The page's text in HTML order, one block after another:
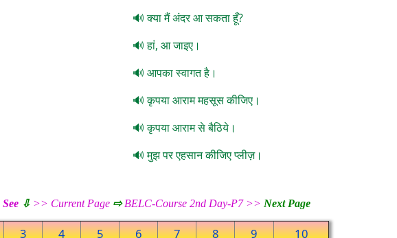
क्या मैं अंदर आ सकता हूँ?
हां, आ जाइए।
आपका स्वागत है।
कृपया आराम महसूस कीजिए।
कृपया आराम से बैठिये।
मुझ पर एहसान कीजिए प्लीज़।
See ⇩ >> Current Page ⇨BELC-Course 2nd Day-P7 >> Next Page
3 4 5 6 7 8 9 10